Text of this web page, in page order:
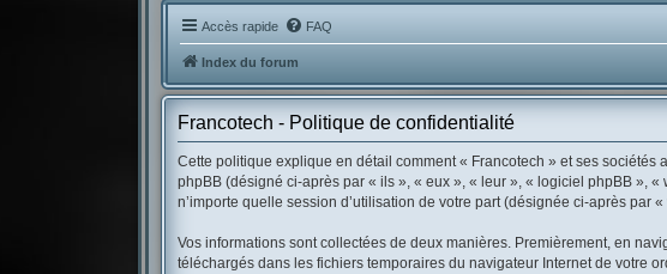
Accès rapide FAQ
Index du forum
Francotech - Politique de confidentialité
Cette politique explique en détail comment « Francotech » et ses
phpBB (désigné ci-après par « ils », « eux », « leur », « logiciel phpBB »,
n’importe quelle session d’utilisation de votre part (désignée ci-après par
Vos informations sont collectées de deux manières. Premièrement, en
téléchargés dans les fichiers temporaires du navigateur Internet de votre